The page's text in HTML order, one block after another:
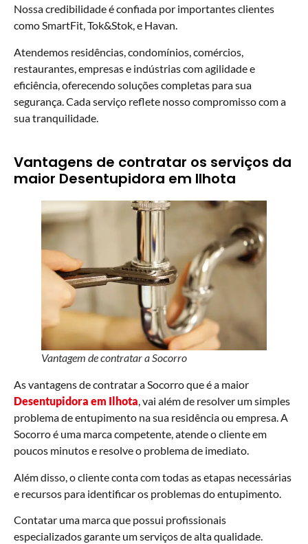
Nossa credibilidade é confiada por importantes clientes
como SmartFit, Tok&Stok, e Havan.
Atendemos residências, condomínios, comércios,
restaurantes, empresas e indústrias com agilidade e
eficiência, oferecendo soluções completas para sua
segurança. Cada serviço reflete nosso compromisso com a
sua tranquilidade.
Vantagens de contratar os serviços da
maior Desentupidora em Ilhota
Vantagem de contratar a Socorro
As vantagens de contratar a Socorro que é a maior
Desentupidora em Ilhota, vai além de resolver um simples
problema de entupimento na sua residência ou empresa. A
Socorro é uma marca competente, atende o cliente em
poucos minutos e resolve o problema de imediato.
Além disso, o cliente conta com todas as etapas necessárias
e recursos para identificar os problemas do entupimento.
Contatar uma marca que possui profissionais
especializados garante um serviços de alta qualidade.